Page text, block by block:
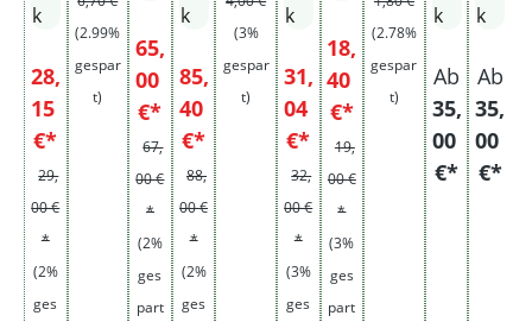
Sta
e
k
28,
15
€*
29,
00 €
*
(2%
ges
(2.99%
gespar
t)
ng
e
65,
00
€*
67,
00 €
*
(2%
ges
part
k
85,
40
€*
88,
00 €
*
(2%
ges
(3%
gespar
t)
mit
er
Sta
ng
e
k
31,
04
€*
32,
00 €
*
(3%
ges
ng
e
18,
40
€*
19,
00 €
*
(3%
ges
part
(2.78%
gespar
t)
ffe
3x
Ele
ktr
o-
Fe
k
Ab
35,
00
€*
ffe
1x
As
ch
en
be
k
Ab
35,
00
€*